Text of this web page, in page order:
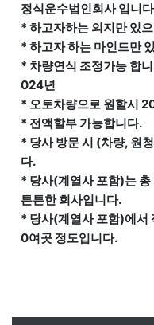
정식운수법인회사 입니
* 하고자하는 의지만 있
* 하고자 하는 마인드만
* 차량연식 조정가능 합
024년
* 오토차량으로 원할시
* 전액할부 가능합니다.
* 당사 방문 시 (차량, 원
다.
* 당사(계열사 포함)는
튼튼한 회사입니다.
* 당사(계열사 포함)에서
0여곳 정도입니다.